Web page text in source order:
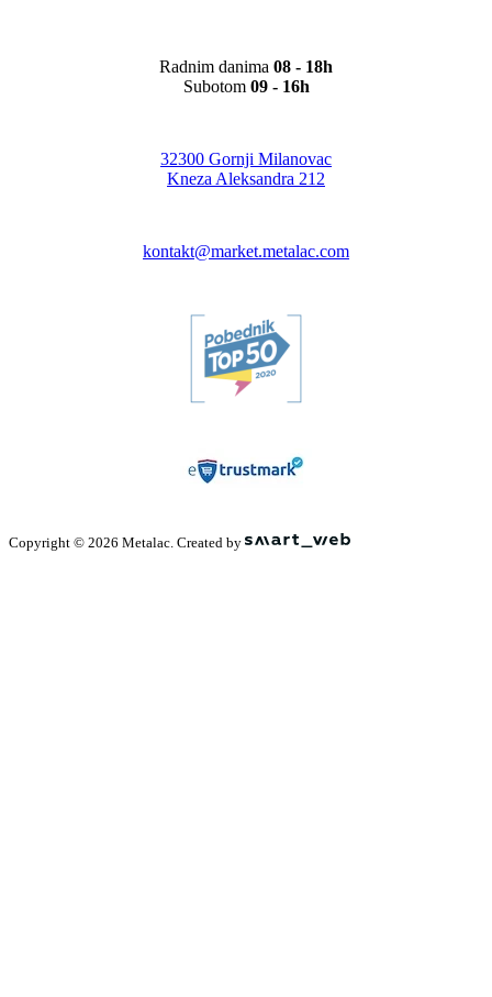
Radnim danima 08 - 18h
Subotom 09 - 16h
32300 Gornji Milanovac
Kneza Aleksandra 212
kontakt@market.metalac.com
Copyright © 2026 Metalac. Created by